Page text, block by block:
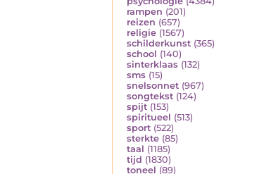
rampen (201)
reizen (657)
religie (1567)
schilderkunst (365)
school (140)
sinterklaas (132)
sms (15)
snelsonnet (967)
songtekst (124)
spijt (153)
spiritueel (513)
sport (522)
sterkte (85)
taal (1185)
tijd (1830)
toneel (89)